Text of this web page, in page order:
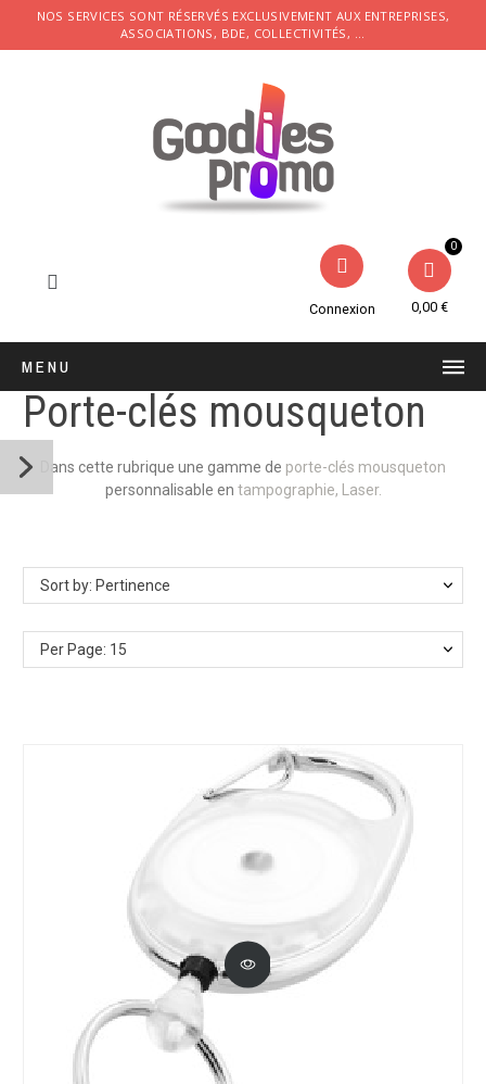
NOS SERVICES SONT RÉSERVÉS EXCLUSIVEMENT AUX ENTREPRISES,
ASSOCIATIONS, BDE, COLLECTIVITÉS, ...
Connexion 0,00 €
MENU
Porte-clés mousqueton
Dans cette rubrique une gamme de porte-clés mousqueton
personnalisable en tampographie, Laser.
Sort by: Pertinence
Per Page: 15